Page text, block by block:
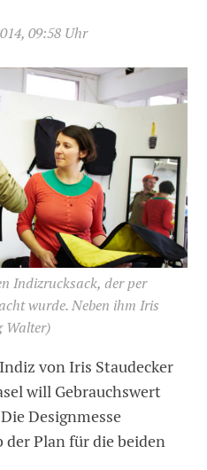
09:58 Uhr
Indizrucksack, der per
wurde. Neben ihm Iris
Walter)
von Iris Staudecker
will Gebrauchswert
Designmesse
der Plan für die beiden